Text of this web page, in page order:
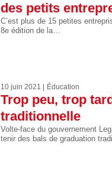
des petits
C’est plus de 15 petites
8e édition de la…
10 juin 2021 Éducation
Trop peu, trop
traditionnelle
Volte-face du gouvernement
tenir des bals de graduation